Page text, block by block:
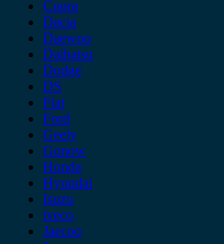
Cupra
Dacia
Daewoo
Daihatsu
Dodge
DS
Fiat
Ford
Geely
Gonow
Honda
Hyundai
Isuzu
iveco
Jaecoo